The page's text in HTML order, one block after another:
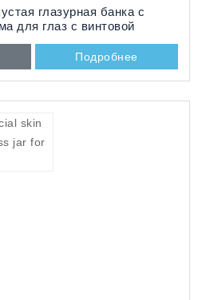
глазурная банка с
для глаз с винтовой
Подробнее